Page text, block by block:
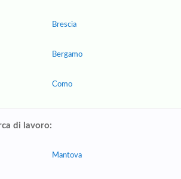
Brescia
Bergamo
Como
di lavoro:
Mantova